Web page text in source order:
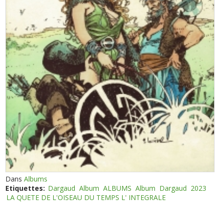
DansAlbums
Etiquettes: Dargaud Album ALBUMS Album Dargaud 2023
LA QUETE DE L'OISEAU DU TEMPS L' INTEGRALE